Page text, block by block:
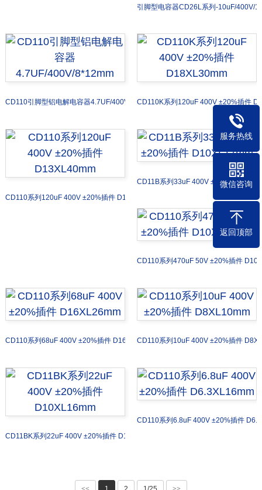
引脚型电容器CD26L系列-10uF/400V/
CD110引脚型铝电解电容器4.7UF/400V/8*12mmCD110K系列120uF 400V ±20%插件
CD110系列120uF 400V ±20%插件 D13XL40mm
CD11B系列33uF 400V ±20%插件
CD110系列470uF 50V ±20%插件
CD110系列68uF 400V ±20%插件 D16XL26mmCD110系列10uF 400V ±20%插件
CD11BK系列22uF 400V ±20%插件 D10XL16mm
CD110系列6.8uF 400V ±20%插件
服务热线
微信咨询
返回顶部